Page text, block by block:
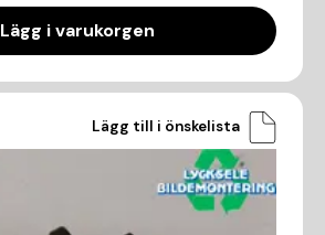
Lägg i varukorgen
Lägg till i önskelista